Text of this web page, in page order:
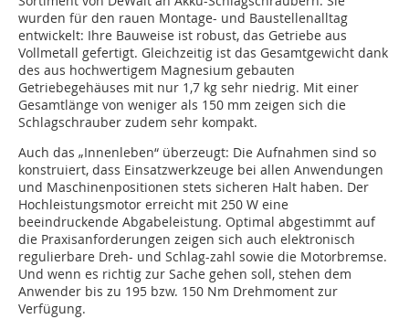
wurden für den rauen Montage- und Baustellenalltag
entwickelt: Ihre Bauweise ist robust, das Getriebe aus
Vollmetall gefertigt. Gleichzeitig ist das Gesamtgewicht dank
des aus hochwertigem Magnesium gebauten
Getriebegehäuses mit nur 1,7 kg sehr niedrig. Mit einer
Gesamtlänge von weniger als 150 mm zeigen sich die
Schlagschrauber zudem sehr kompakt.
Auch das „Innenleben“ überzeugt: Die Aufnahmen sind so
konstruiert, dass Einsatzwerkzeuge bei allen Anwendungen
und Maschinenpositionen stets sicheren Halt haben. Der
Hochleistungsmotor erreicht mit 250 W eine
beeindruckende Abgabeleistung. Optimal abgestimmt auf
die Praxisanforderungen zeigen sich auch elektronisch
regulierbare Dreh- und Schlag-zahl sowie die Motorbremse.
Und wenn es richtig zur Sache gehen soll, stehen dem
Anwender bis zu 195 bzw. 150 Nm Drehmoment zur
Verfügung.